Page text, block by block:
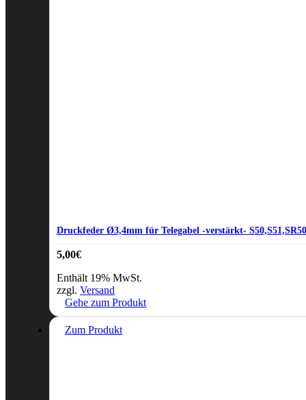
Druckfeder Ø3,4mm für Telegabel -verstärkt- S50,S51,SR50
5,00€
Enthält 19% MwSt.
zzgl. Versand
Gehe zum Produkt
Zum Produkt